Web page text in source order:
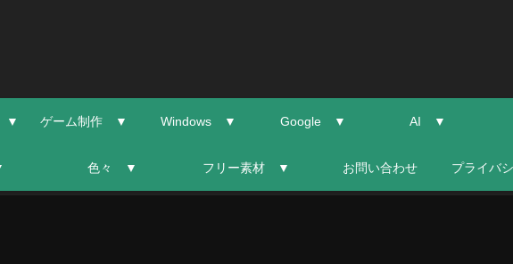
▼ ゲーム制作 ▼ Windows ▼ Google ▼ AI ▼
色々 ▼ フリー素材 ▼ お問い合わせ プライバ